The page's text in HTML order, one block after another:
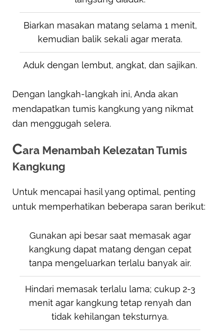
Biarkan masakan matang selama 1 menit,
kemudian balik sekali agar merata.
Aduk dengan lembut, angkat, dan sajikan.
Dengan langkah-langkah ini, Anda akan
mendapatkan tumis kangkung yang nikmat
dan menggugah selera.
Cara Menambah Kelezatan Tumis
Kangkung
Untuk mencapai hasil yang optimal, penting
untuk memperhatikan beberapa saran berikut:
Gunakan api besar saat memasak agar
kangkung dapat matang dengan cepat
tanpa mengeluarkan terlalu banyak air.
Hindari memasak terlalu lama; cukup 2-3
menit agar kangkung tetap renyah dan
tidak kehilangan teksturnya.